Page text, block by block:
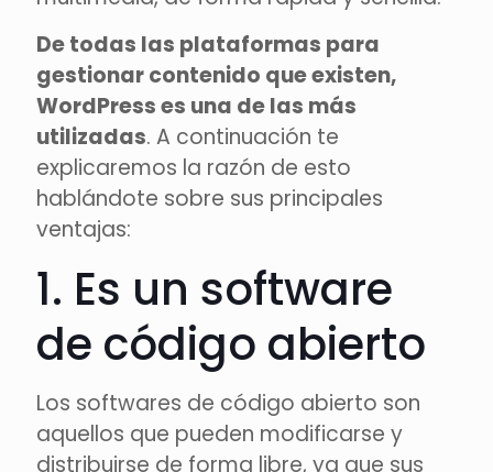
De todas las plataformas para
gestionar contenido que existen,
WordPress es una de las más
utilizadas. A continuación te
explicaremos la razón de esto
hablándote sobre sus principales
ventajas:
1. Es un software
de código abierto
Los softwares de código abierto son
aquellos que pueden modificarse y
distribuirse de forma libre, ya que sus